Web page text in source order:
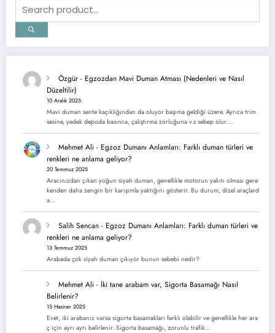
Özgür - Egzozdan Mavi Duman Atması (Nedenleri ve Nasıl
Düzeltilir)
10 Aralık 2025
Mavi duman sente kaçıklığından da oluyor başıma geldiği üzere. Ayrıca trim
sesine, yedek depoda basınca, çalıştırma zorluğuna v.s sebep olur.…
Mehmet Ali - Egzoz Dumanı Anlamları: Farklı duman türleri ve
renkleri ne anlama geliyor?
20 Temmuz 2025
Aracınızdan çıkan yoğun siyah duman, genellikle motorun yakıtı olması gere
kenden daha zengin bir karışımla yaktığını gösterir. Bu durum, dizel araçlard
a…
Salih Sencan - Egzoz Dumanı Anlamları: Farklı duman türleri ve
renkleri ne anlama geliyor?
13 Temmuz 2025
Arabada çok siyah duman çıkıyor bunun sebebi nedir?
Mehmet Ali - İki tane arabam var, Sigorta Basamağı Nasıl
Belirlenir?
15 Haziran 2025
Evet, iki arabanız varsa sigorta basamakları farklı olabilir ve genellikle her ara
ç için ayrı ayrı belirlenir. Sigorta basamağı, zorunlu trafik…